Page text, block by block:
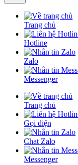
Trang chủ
Hotline
Zalo
Messenger
Trang chủ
Gọi điện
Chat Zalo
Messenger